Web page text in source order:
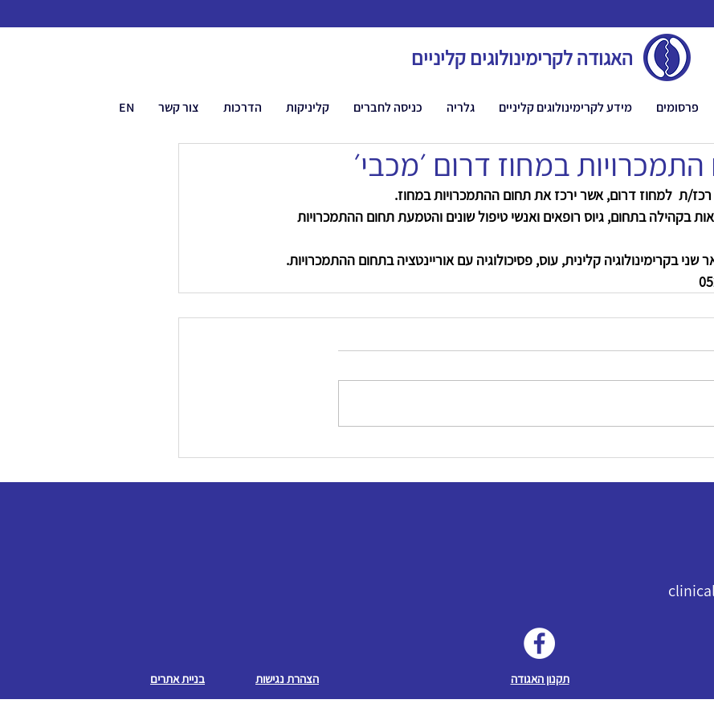
האגודה לקרימינולוגים קליניים
פרסומים מידע לקרימינולוגים קליניים גלריה כניסה לחברים קליניקות הדרכות צור קשר EN
במחוז דרום ׳מכבי׳
ת  למחוז דרום, אשר ירכז את תחום ההתמכרויות במחוז.
בקהילה בתחום, גיוס רופאים ואנשי טיפול שונים והטמעת תחום ההתמכרויות
בקרימינולוגיה קלינית, עוס, פסיכולוגיה עם אוריינטציה בתחום ההתמכרויות.
בניית אתרים תקנון האגודה הצהרת נגישות